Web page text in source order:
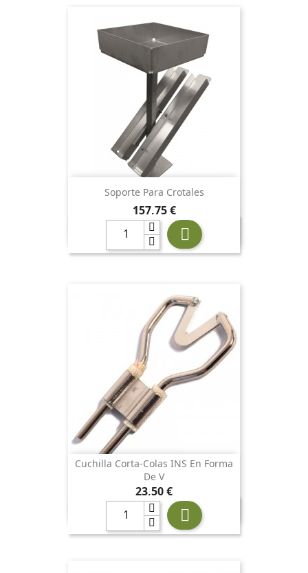
Soporte Para Crotales
Precio
157,75 €

Cuchilla Corta-Colas INS En Forma
De V
Precio
23,50 €
